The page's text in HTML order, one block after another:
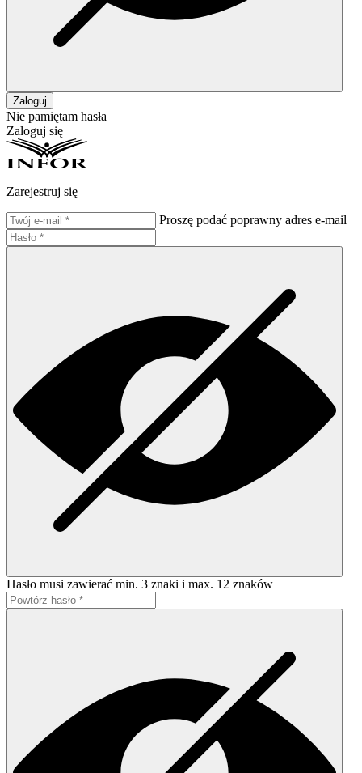
Zaloguj
Nie pamiętam hasła
Zaloguj się
Zarejestruj się
Proszę podać poprawny adres e-mail
Hasło musi zawierać min. 3 znaki i max. 12 znaków